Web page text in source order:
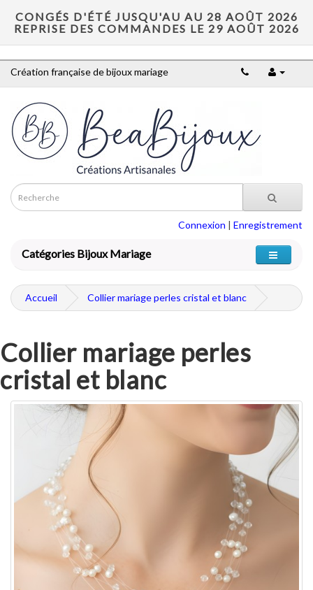
CONGÉS D'ÉTÉ JUSQU'AU AU 28 AOÛT 2026
REPRISE DES COMMANDES LE 29 AOÛT 2026
Création française de bijoux mariage
Connexion | Enregistrement
Catégories Bijoux Mariage
Accueil Collier mariage perles cristal et blanc
Collier mariage perles
cristal et blanc